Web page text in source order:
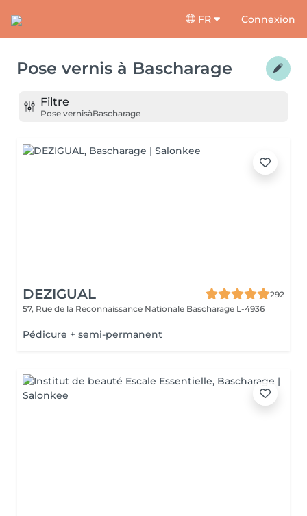
FR Connexion
Pose vernis à Bascharage
Filtre
Pose vernisàBascharage
DEZIGUAL
292
57, Rue de la Reconnaissance Nationale Bascharage L-4936
Pédicure + semi-permanent